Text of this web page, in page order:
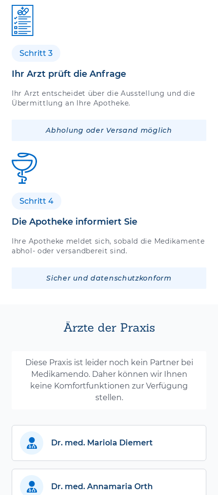
Schritt 3
Ihr Arzt prüft die Anfrage
Ihr Arzt entscheidet über die Ausstellung und die
Übermittlung an Ihre Apotheke.
Abholung oder Versand möglich
Schritt 4
Die Apotheke informiert Sie
Ihre Apotheke meldet sich, sobald die Medikamente
abhol- oder versandbereit sind.
Sicher und datenschutzkonform
Ärzte der Praxis
Diese Praxis ist leider noch kein Partner bei
Medikamendo. Daher können wir Ihnen
keine Komfortfunktionen zur Verfügung
stellen.
Dr. med. Mariola Diemert
Dr. med. Annamaria Orth